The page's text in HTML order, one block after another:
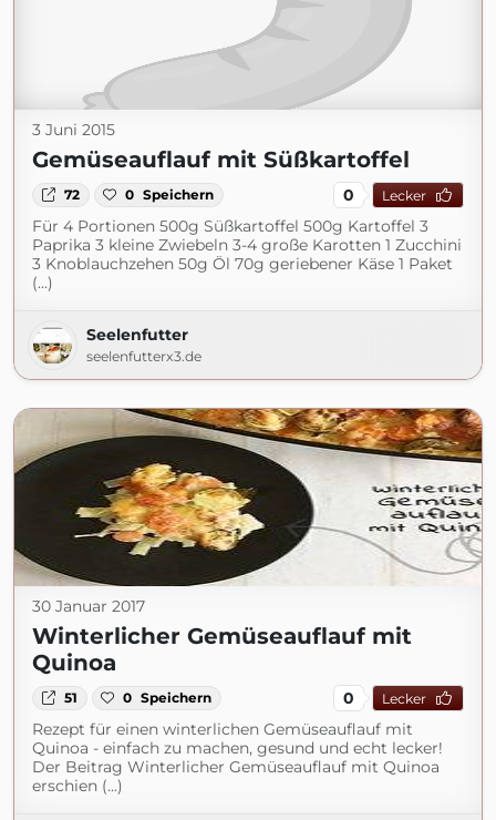
3 Juni 2015
Gemüseauflauf mit Süßkartoffel
72 0 Speichern 0 Lecker
Für 4 Portionen 500g Süßkartoffel 500g Kartoffel 3
Paprika 3 kleine Zwiebeln 3-4 große Karotten 1 Zucchini
3 Knoblauchzehen 50g Öl 70g geriebener Käse 1 Paket
(...)
Seelenfutter
seelenfutterx3.de
30 Januar 2017
Winterlicher Gemüseauflauf mit
Quinoa
51 0 Speichern 0 Lecker
Rezept für einen winterlichen Gemüseauflauf mit
Quinoa - einfach zu machen, gesund und echt lecker!
Der Beitrag Winterlicher Gemüseauflauf mit Quinoa
erschien (...)